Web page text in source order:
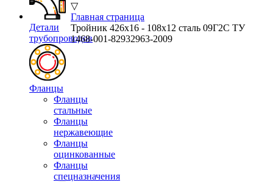
Детали
трубопроводов
Фланцы
Фланцы
стальные
Фланцы
нержавеющие
Фланцы
оцинкованные
Фланцы
спецназначения
▽
Главная страница
Тройник 426х16 - 108х12 сталь 09Г2С ТУ
1468-001-82932963-2009